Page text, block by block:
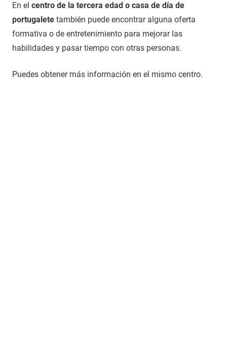
En el centro de la tercera edad o casa de día de
portugalete también puede encontrar alguna oferta
formativa o de entretenimiento para mejorar las
habilidades y pasar tiempo con otras personas.
Puedes obtener más información en el mismo centro.